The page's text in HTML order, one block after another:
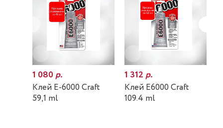
1 080р.
Клей E-6000 Craft
59,1 ml
1 312р.
Клей E6000 Craft
109.4 ml